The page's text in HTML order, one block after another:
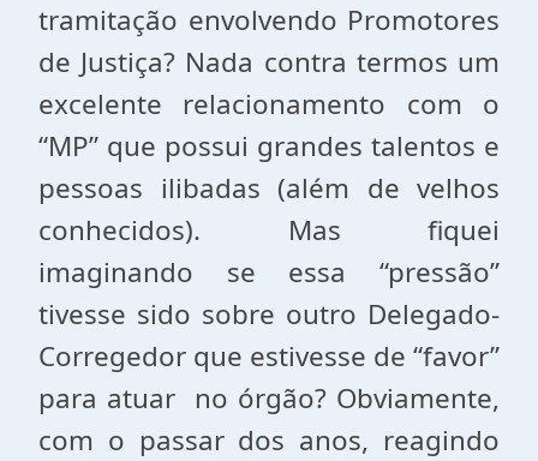
tramitação envolvendo Promotores
de Justiça? Nada contra termos um
excelente relacionamento com o
“MP” que possui grandes talentos e
pessoas ilibadas (além de velhos
conhecidos). Mas fiquei
imaginando se essa “pressão”
tivesse sido sobre outro Delegado-
Corregedor que estivesse de “favor”
para atuar no órgão? Obviamente,
com o passar dos anos, reagindo